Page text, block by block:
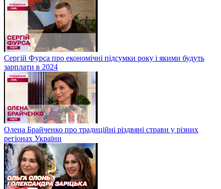
Сергій Фурса про економічні підсумки року і якими будуть
зарплати в 2024
Олена Брайченко про традиційні різдвяні страви у різних
регіонах України